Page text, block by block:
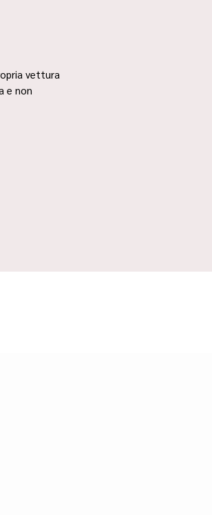
vettura
e non